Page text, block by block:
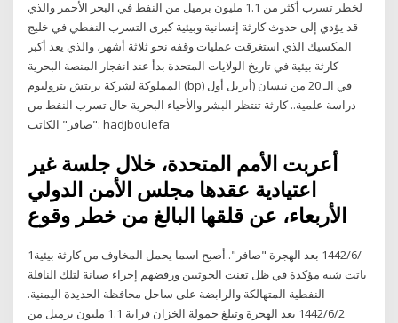
لخطر تسرب أكثر من 1.1 مليون برميل من النفط في البحر الأحمر والذي
قد يؤدي إلى حدوث كارثة إنسانية وبيئية كبرى التسرب النفطي في خليج
المكسيك الذي استغرقت عمليات وقفه نحو ثلاثة أشهر، والذي يعد أكبر
كارثة بيئية في تاريخ الولايات المتحدة بدأ عند انفجار المنصة البحرية
المملوكة لشركة بريتش بتروليوم (bp) في الـ 20 من نيسان (أبريل أول
دراسة علمية.. كارثة تنتظر البشر والأحياء البحرية حال تسرب النفط من
"صافر" الكاتب: hadjboulefa
أعربت الأمم المتحدة، خلال جلسة غير
اعتيادية عقدها مجلس الأمن الدولي
الأربعاء، عن قلقها البالغ من خطر وقوع
1‏‏/6‏‏/1442 بعد الهجرة "صافر"..أصبح اسما يحمل المخاوف من كارثة بيئية
باتت شبه مؤكدة في ظل تعنت الحوثيين ورفضهم إجراء صيانة لتلك الناقلة
النفطية المتهالكة والرابضة على ساحل محافظة الحديدة اليمنية.
2‏‏/6‏‏/1442 بعد الهجرة وتبلغ حمولة الخزان قرابة 1.1 مليون برميل من